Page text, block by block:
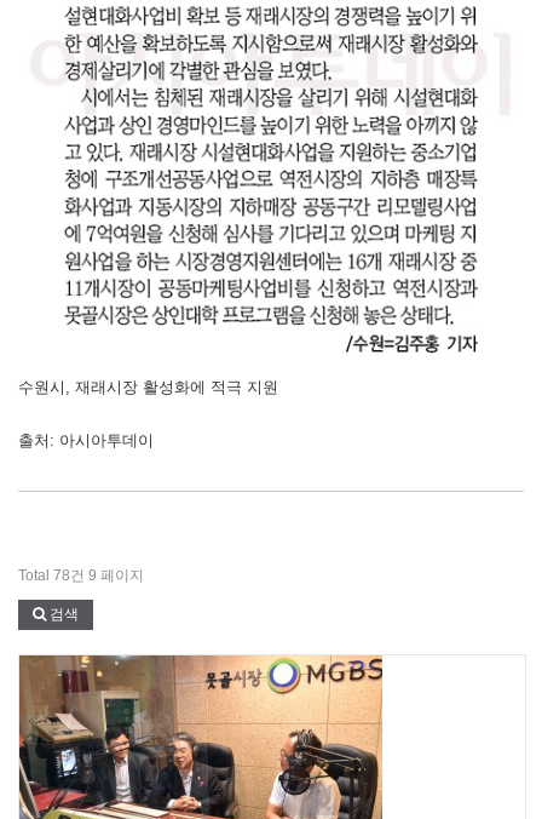
수원시, 재래시장 활성화에 적극 지원
출처: 아시아투데이
Total 78건 9 페이지
검색